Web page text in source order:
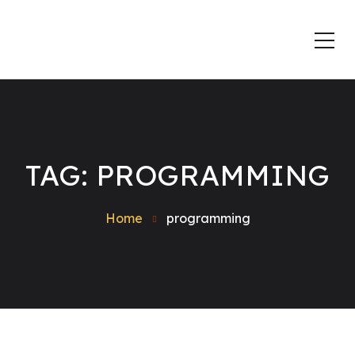
TAG: PROGRAMMING
Home programming